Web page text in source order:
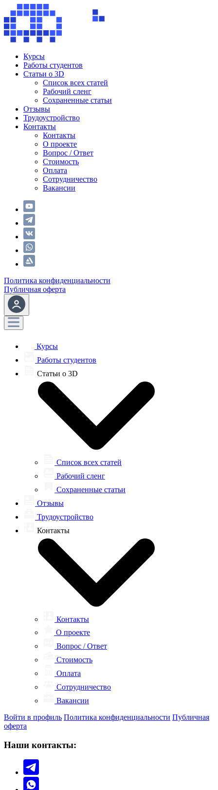
Курсы
Работы студентов
Статьи о 3D
Список всех статей
Рабочий сленг
Сохраненные статьи
Отзывы
Трудоустройство
Контакты
Контакты
О проекте
Вопрос / Ответ
Стоимость
Оплата
Сотрудничество
Вакансии
Политика конфиденциальности
Публичная оферта
Курсы
Работы студентов
Статьи о 3D
Список всех статей
Рабочий сленг
Сохраненные статьи
Отзывы
Трудоустройство
Контакты
Контакты
О проекте
Вопрос / Ответ
Стоимость
Оплата
Сотрудничество
Вакансии
Войти в профиль Политика конфиденциальности Публичная
оферта
Наши контакты: